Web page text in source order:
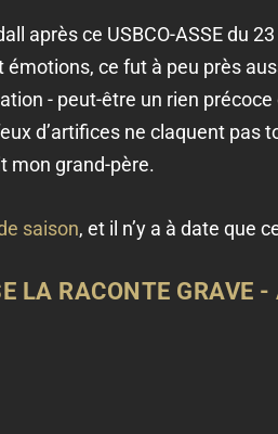
après ce USBCO-ASSE du
ce fut à peu près
- peut-être un rien
d’artifices ne claquent pas
mon grand-père.
saison, et il n’y a à date que
LA RACONTE GRAVE -